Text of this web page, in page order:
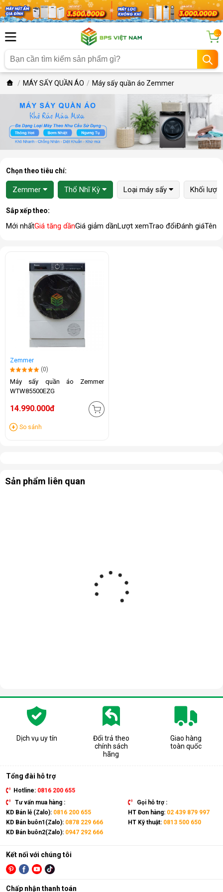
...
MÁY SẤY QUẦN ÁO Máy sấy quần áo Zemmer
Chọn theo tiêu chí:
Zemmer Thổ Nhĩ Kỳ Loại máy sấy Khối
Sắp xếp theo:
Mới nhấtGiá tăng dầnGiá giảm dầnLượt xemTrao đổiĐánh giáTên
Zemmer
(0)
Máy sấy quần áo Zemmer
WTW85500EZG
14.990.000đ
So sánh
Sản phẩm liên quan
Dịch vụ uy tín
Đổi trả theo
chính sách
hãng
Giao hàng
toàn quốc
Tổng đài hỗ trợ
Hotline: 0816 200 655
Tư vấn mua hàng :
KD Bán lẻ (Zalo): 0816 200 655
KD Bán buôn1(Zalo): 0878 229 666
KD Bán buôn2(Zalo): 0947 292 666
Gọi hỗ trợ :
HT Đơn hàng: 02 439 879 997
HT Kỹ thuật: 0813 500 650
Kết nối với chúng tôi
Chấp nhận thanh toán